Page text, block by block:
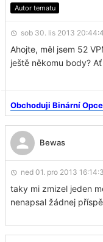
Autor tematu
sob 30. lis 2013
Ahojte, měl jsem 52
ještě někomu body?
Obchoduji Binární Opce
Bewas
ned 01. pro 2013
taky mi zmizel jeden
nenapsal žádnej